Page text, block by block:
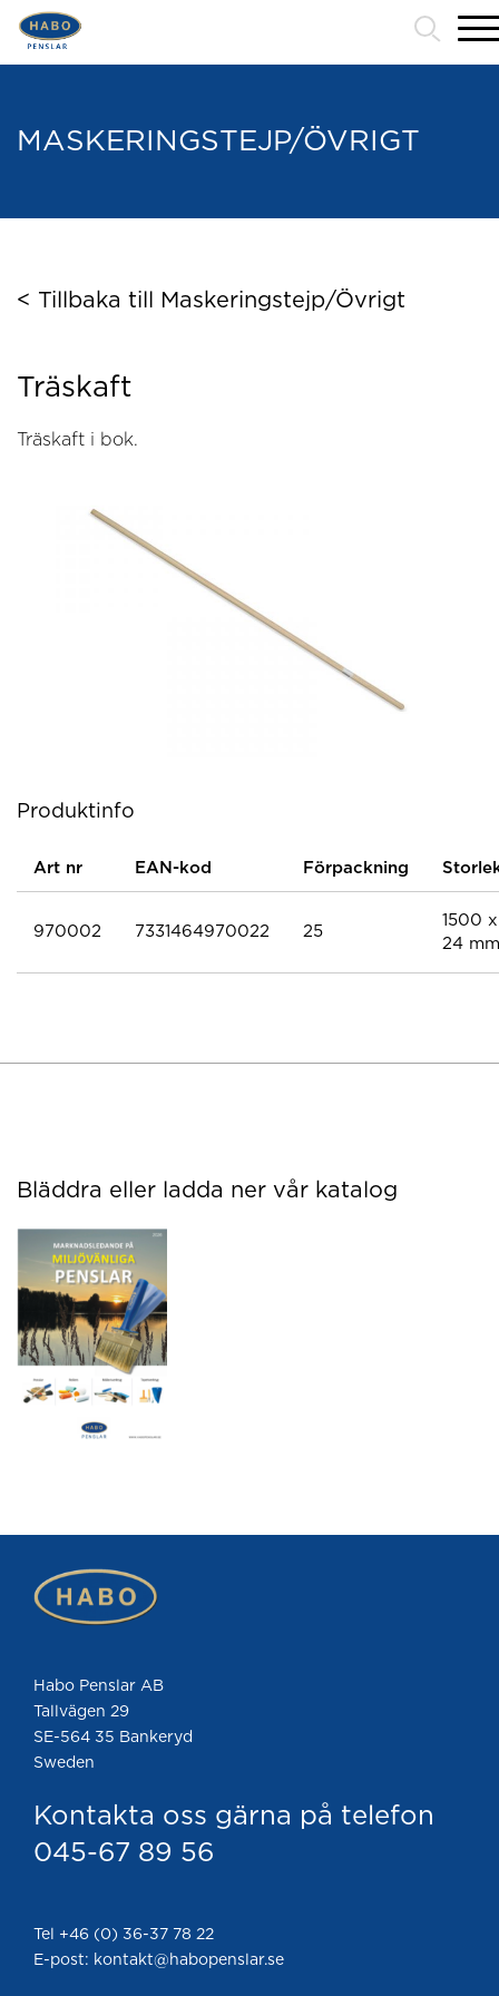
MASKERINGSTEJP/ÖVRIGT
< Tillbaka till Maskeringstejp/Övrigt
Träskaft
Träskaft i bok.
Produktinfo
Art nr EAN-kod Förpackning
970002 7331464970022 25
1500 x
24 mm
Bläddra eller ladda ner vår katalog
Habo Penslar AB
Tallvägen 29
SE-564 35 Bankeryd
Sweden
Kontakta oss gärna på telefon
045-67 89 56
Tel +46 (0) 36-37 78 22
E-post: kontakt@habopenslar.se